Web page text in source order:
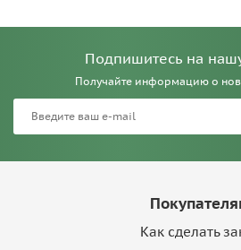
Подпишитесь на
Получайте информацию о
Как сделать